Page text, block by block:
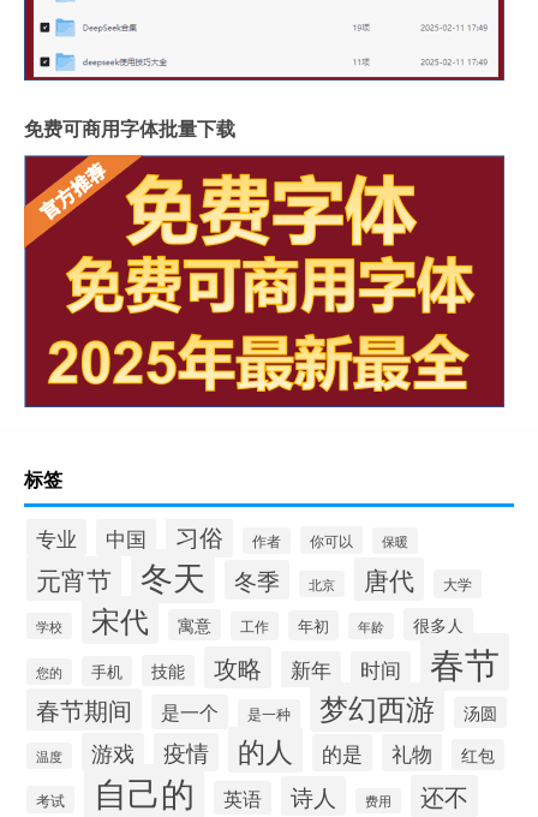
免费可商用字体批量下载
标签
专业 中国 习俗 作者 你可以 保暖
元宵节 冬天 冬季 北京 唐代 大学
学校 宋代 寓意 工作 年初 年龄 很多人
您的 手机 技能 攻略 新年 时间 春节
春节期间 是一个 是一种 梦幻西游 汤圆
温度 游戏 疫情 的人 的是 礼物 红包
考试 自己的 英语 诗人 费用 还不